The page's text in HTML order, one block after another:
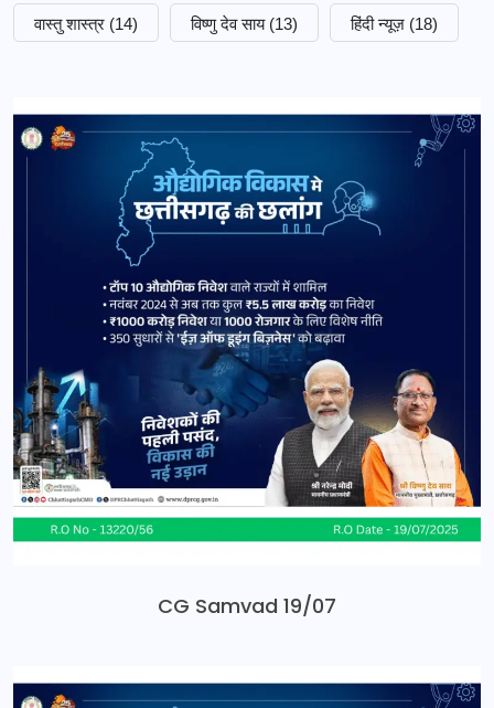
वास्तु शास्त्र (14) विष्णु देव साय (13) हिंदी न्यूज़ (18)
CG Samvad 19/07